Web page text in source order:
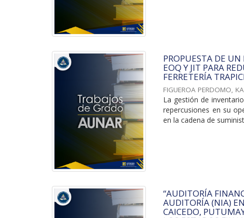
PROPUESTA DE
EOQ Y JIT PARA
FERRETERÍA
FIGUEROA PERDOMO,
La gestión de
repercusiones en su
en la cadena de
“AUDITORÍA
AUDITORÍA (NIA)
CAICEDO,